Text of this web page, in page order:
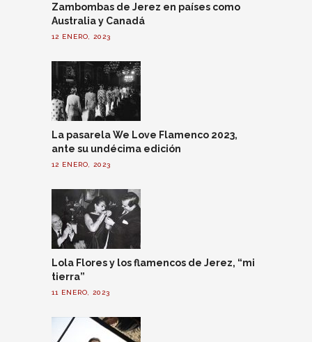
Zambombas de Jerez en países como
Australia y Canadá
12 ENERO, 2023
La pasarela We Love Flamenco 2023,
ante su undécima edición
12 ENERO, 2023
Lola Flores y los flamencos de Jerez, “mi
tierra”
11 ENERO, 2023